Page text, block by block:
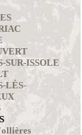
SUR-ISSOLE
LÈS-